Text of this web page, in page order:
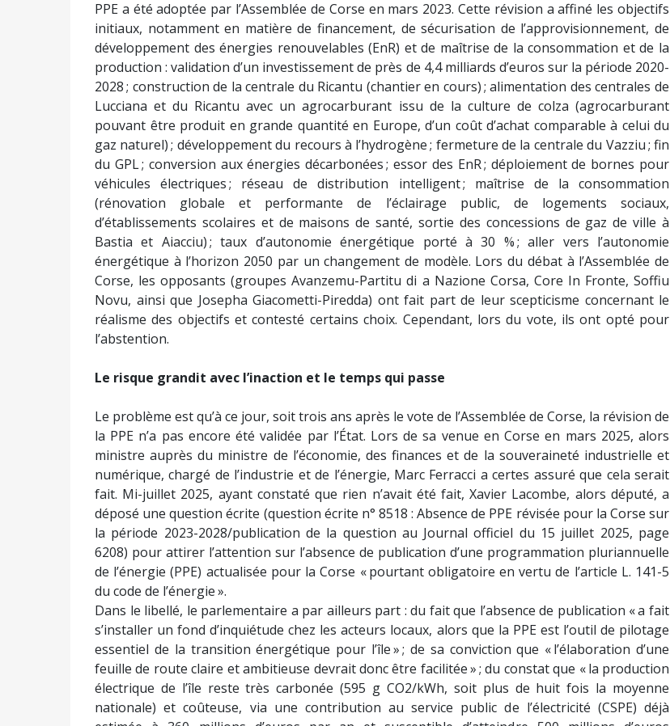
PPE a été adoptée par l’Assemblée de Corse en mars 2023. Cette révision a affiné les objectifs
initiaux, notamment en matière de financement, de sécurisation de l’approvisionnement, de
développement des énergies renouvelables (EnR) et de maîtrise de la consommation et de la
production : validation d’un investissement de près de 4,4 milliards d’euros sur la période 2020-
2028 ; construction de la centrale du Ricantu (chantier en cours) ; alimentation des centrales de
Lucciana et du Ricantu avec un agrocarburant issu de la culture de colza (agrocarburant
pouvant être produit en grande quantité en Europe, d’un coût d’achat comparable à celui du
gaz naturel) ; développement du recours à l’hydrogène ; fermeture de la centrale du Vazziu ; fin
du GPL ; conversion aux énergies décarbonées ; essor des EnR ; déploiement de bornes pour
véhicules électriques ; réseau de distribution intelligent ; maîtrise de la consommation
(rénovation globale et performante de l’éclairage public, de logements sociaux,
d’établissements scolaires et de maisons de santé, sortie des concessions de gaz de ville à
Bastia et Aiacciu) ; taux d’autonomie énergétique porté à 30 % ; aller vers l’autonomie
énergétique à l’horizon 2050 par un changement de modèle. Lors du débat à l’Assemblée de
Corse, les opposants (groupes Avanzemu-Partitu di a Nazione Corsa, Core In Fronte, Soffiu
Novu, ainsi que Josepha Giacometti-Piredda) ont fait part de leur scepticisme concernant le
réalisme des objectifs et contesté certains choix. Cependant, lors du vote, ils ont opté pour
l’abstention.
Le risque grandit avec l’inaction et le temps qui passe
Le problème est qu’à ce jour, soit trois ans après le vote de l’Assemblée de Corse, la révision de
la PPE n’a pas encore été validée par l’État. Lors de sa venue en Corse en mars 2025, alors
ministre auprès du ministre de l’économie, des finances et de la souveraineté industrielle et
numérique, chargé de l’industrie et de l’énergie, Marc Ferracci a certes assuré que cela serait
fait. Mi-juillet 2025, ayant constaté que rien n’avait été fait, Xavier Lacombe, alors député, a
déposé une question écrite (question écrite n° 8518 : Absence de PPE révisée pour la Corse sur
la période 2023-2028/publication de la question au Journal officiel du 15 juillet 2025, page
6208) pour attirer l’attention sur l’absence de publication d’une programmation pluriannuelle
de l’énergie (PPE) actualisée pour la Corse « pourtant obligatoire en vertu de l’article L. 141-5
du code de l’énergie ».
Dans le libellé, le parlementaire a par ailleurs part : du fait que l’absence de publication « a fait
s’installer un fond d’inquiétude chez les acteurs locaux, alors que la PPE est l’outil de pilotage
essentiel de la transition énergétique pour l’île » ; de sa conviction que « l’élaboration d’une
feuille de route claire et ambitieuse devrait donc être facilitée » ; du constat que « la production
électrique de l’île reste très carbonée (595 g CO2/kWh, soit plus de huit fois la moyenne
nationale) et coûteuse, via une contribution au service public de l’électricité (CSPE) déjà